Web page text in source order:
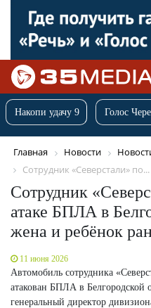
Накопи удачу 9 Голос
Главная Новости
Сотрудник «Северстали» по...
Сотрудник
атаке БПЛА в
жена и ребёнок
11 июня 2026
Автомобиль сотрудника
атакован БПЛА в Белгородской
генеральный директор